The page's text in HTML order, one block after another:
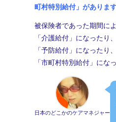
町村特別給付」があります
被保険者であった期間によ
「介護給付」になったり、
「予防給付」になったり、
「市町村特別給付」にな
日本のどこかのケアマネジャー